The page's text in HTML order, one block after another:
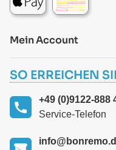
Mein Account
SO ERREICHEN
+49 (0)9122-888
Service-Telefon